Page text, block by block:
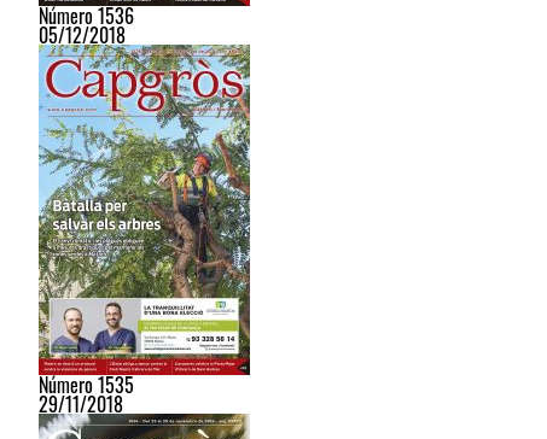
Número 1536
05/12/2018
Número 1535
29/11/2018